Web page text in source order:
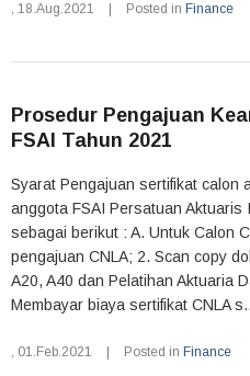
, 18.Aug.2021 Posted in Finance
Prosedur Pengajuan
FSAI Tahun 2021
Syarat Pengajuan sertifikat calon
anggota FSAI Persatuan
sebagai berikut : A. Untuk Calon
pengajuan CNLA; 2. Scan copy
A20, A40 dan Pelatihan Aktuaria
Membayar biaya sertifikat CNLA
, 01.Feb.2021 Posted in Finance